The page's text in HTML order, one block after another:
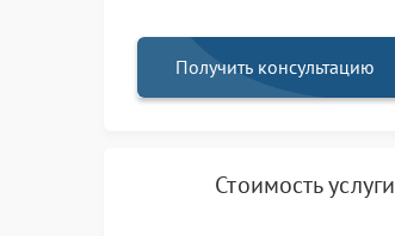
Получить консультацию
Стоимость услуги